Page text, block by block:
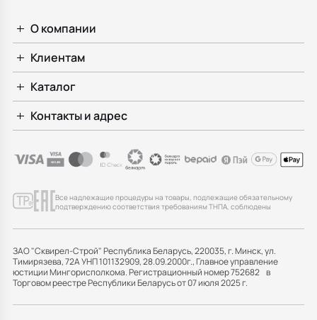
О компании
Клиентам
Каталог
Контакты и адрес
Все надлежащие процедуры на товары, подлежащие обязательному
подтверждению соответствия требованиям ТНПА, соблюдены
ЗАО "Сквирел-Строй" Республика Беларусь, 220035, г. Минск, ул.
Тимирязева, 72А УНП 101132909, 28.09.2000г., Главное управление
юстиции Мингорисполкома. Регистрационный номер 752682 в
Торговом реестре Республики Беларусь от 07 июля 2025 г.